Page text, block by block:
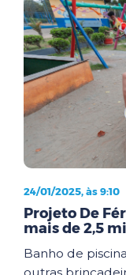
24/01/2025, às 9:10
Projeto De
mais de 2,5
Banho de
outras